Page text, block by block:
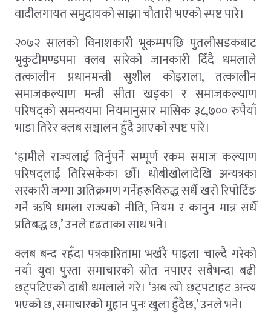
वादीलगायत समुदायको साझा चौतारी भएको स्पष्ट पारे।
२०७२ सालको विनाशकारी भूकम्पपछि पुतलीसडकबाट
भृकुटीमण्डपमा क्लब सारेको जानकारी दिँदै धमलाले
तत्कालीन प्रधानमन्त्री सुशील कोइराला, तत्कालीन
समाजकल्याण मन्त्री सीता खड्का र समाजकल्याण
परिषद्को समन्वयमा नियमानुसार मासिक ३८,७०० रुपैयाँ
भाडा तिरेर क्लब सञ्चालन हुँदै आएको स्पष्ट पारे।
‘हामीले राज्यलाई तिर्नुपर्ने सम्पूर्ण रकम समाज कल्याण
परिषद्लाई तिरिसकेका छौँ। धोबीखोलादेखि अन्यत्रका
सरकारी जग्गा अतिक्रमण गर्नेहरूविरुद्ध सधैँ खरो रिपोर्टिङ
गर्ने ऋषि धमला राज्यको नीति, नियम र कानुन मान्न सधैँ
प्रतिबद्ध छ,’ उनले दृढताका साथ भने।
क्लब बन्द रहँदा पत्रकारितामा भर्खरै पाइला चाल्दै गरेको
नयाँ युवा पुस्ता समाचारको स्रोत नपाएर सबैभन्दा बढी
छट्पटिएको दाबी धमलाले गरे। ‘अब त्यो छट्पटाहट अन्त्य
भएको छ, समाचारको मुहान पुनः खुला हुँदैछ,’ उनले भने।